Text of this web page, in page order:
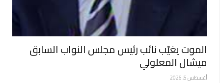
الموت يغيّب نائب رئيس مجلس النواب السابق
ميشال المعلولي
أغسطس 5, 2026